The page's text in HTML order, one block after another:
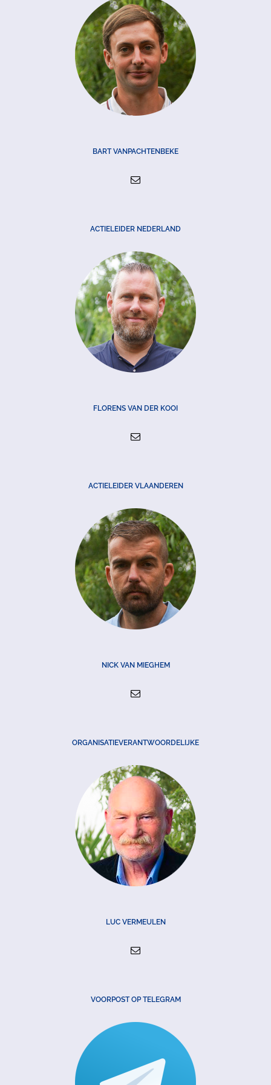
BART VANPACHTENBEKE
ACTIELEIDER NEDERLAND
FLORENS VAN DER KOOI
ACTIELEIDER VLAANDEREN
NICK VAN MIEGHEM
ORGANISATIEVERANTWOORDELIJKE
LUC VERMEULEN
VOORPOST OP TELEGRAM